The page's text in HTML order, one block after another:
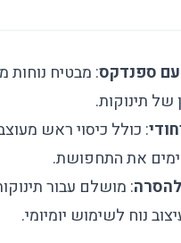
עם ספנדקס: מבטיח נוחות
של תינוקות.
: כולל כיסוי ראש
את התחפושת.
: מושלם עבור
נוח לשימוש יומיומי.